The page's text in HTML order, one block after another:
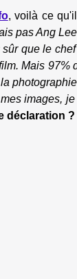
, voilà ce
pas Ang
que le
Mais 97%
images,
déclaration